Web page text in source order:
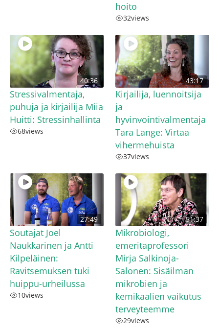
hoito
32views
40:36
Stressivalmentaja,
puhuja ja kirjailija Miia
Huitti: Stressinhallinta
68views
43:17
Kirjailija, luennoitsija
ja
hyvinvointivalmentaja
Tara Lange: Virtaa
vihermehuista
37views
27:49
Soutajat Joel
Naukkarinen ja Antti
Kilpeläinen:
Ravitsemuksen tuki
huippu-urheilussa
10views
51:37
Mikrobiologi,
emeritaprofessori
Mirja Salkinoja-
Salonen: Sisäilman
mikrobien ja
kemikaalien vaikutus
terveyteemme
29views